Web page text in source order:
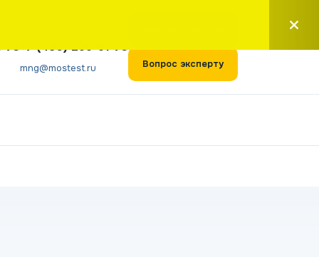
73+7 (495) 266-61-73
mng@mostest.ru Вопрос эксперту